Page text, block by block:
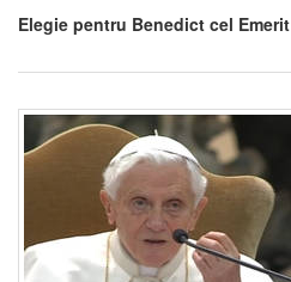
Elegie pentru Benedict cel Emerit